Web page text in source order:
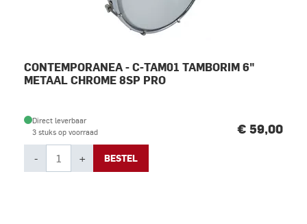
CONTEMPORANEA - C-TAM01 TAMBORIM 6"
METAAL CHROME 8SP PRO
Direct leverbaar
3 stuks op voorraad
€ 59,00
- + BESTEL